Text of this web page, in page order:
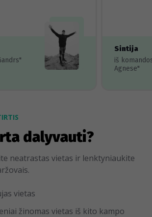
Sintija
iš
Agnese"
dalyvauti?
neatrastas vietas ir lenktyniaukite
vietas
žinomas vietas iš kito kampo